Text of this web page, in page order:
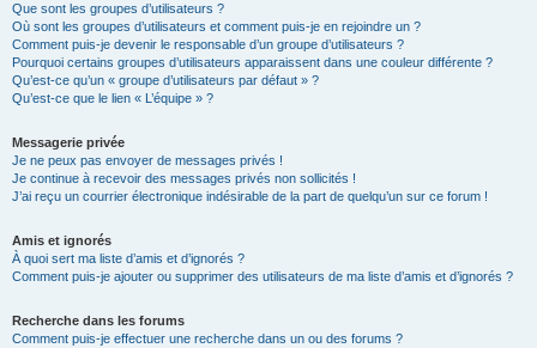
Que sont les groupes d’utilisateurs ?
Où sont les groupes d’utilisateurs et comment puis-je en rejoindre un ?
Comment puis-je devenir le responsable d’un groupe d’utilisateurs ?
Pourquoi certains groupes d’utilisateurs apparaissent dans une couleur différente ?
Qu’est-ce qu’un « groupe d’utilisateurs par défaut » ?
Qu’est-ce que le lien « L’équipe » ?
Messagerie privée
Je ne peux pas envoyer de messages privés !
Je continue à recevoir des messages privés non sollicités !
J’ai reçu un courrier électronique indésirable de la part de quelqu’un sur ce forum !
Amis et ignorés
À quoi sert ma liste d’amis et d’ignorés ?
Comment puis-je ajouter ou supprimer des utilisateurs de ma liste d’amis et d’ignorés ?
Recherche dans les forums
Comment puis-je effectuer une recherche dans un ou des forums ?